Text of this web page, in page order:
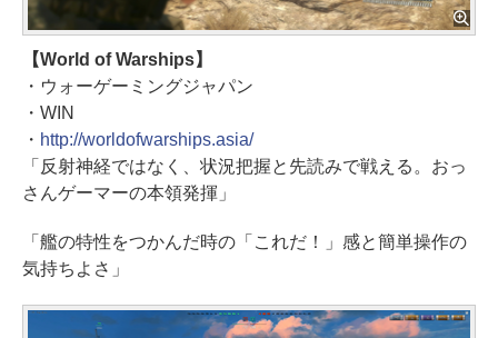
【World of Warships】
・ウォーゲーミングジャパン
・WIN
・ http://worldofwarships.asia/
「反射神経ではなく、状況把握と先読みで戦える。おっ
さんゲーマーの本領発揮」
「艦の特性をつかんだ時の「これだ！」感と簡単操作の
気持ちよさ」